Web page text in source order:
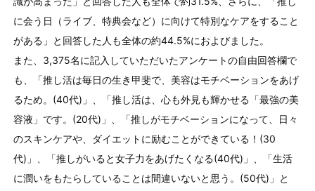
に会う日（ライブ、特典会など）に向けて特別なケアをすること
がある」と回答した人も全体の約44.5%におよびました。
また、3,375名に記入していただいたアンケートの自由回答欄で
も、「推し活は毎日の生き甲斐で、美容はモチベーションをあげ
るため。(40代)」、「推し活は、心も外見も輝かせる「最強の美
容液」です。(20代)」、「推しがモチベーションになって、日々
のスキンケアや、ダイエットに励むことができている！(30
代)」、「推しがいると女子力をあげたくなる(40代)」、「生活
に潤いをもたらしていることは間違いないと思う。(50代)」と